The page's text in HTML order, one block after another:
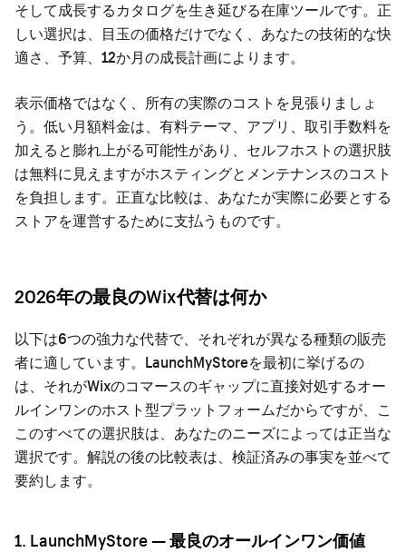
そして成長するカタログを生き延びる在庫ツールです。正
しい選択は、目玉の価格だけでなく、あなたの技術的な快
適さ、予算、12か月の成長計画によります。
表示価格ではなく、所有の実際のコストを見張りましょ
う。低い月額料金は、有料テーマ、アプリ、取引手数料を
加えると膨れ上がる可能性があり、セルフホストの選択肢
は無料に見えますがホスティングとメンテナンスのコスト
を負担します。正直な比較は、あなたが実際に必要とする
ストアを運営するために支払うものです。
2026年の最良のWix代替は何か
以下は6つの強力な代替で、それぞれが異なる種類の販売
者に適しています。LaunchMyStoreを最初に挙げるの
は、それがWixのコマースのギャップに直接対処するオー
ルインワンのホスト型プラットフォームだからですが、こ
このすべての選択肢は、あなたのニーズによっては正当な
選択です。解説の後の比較表は、検証済みの事実を並べて
要約します。
1. LaunchMyStore — 最良のオールインワン価値